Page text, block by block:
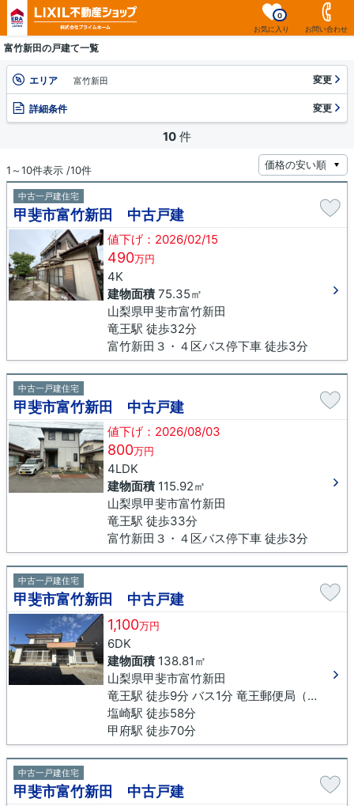
お気に入り
0
お問い合わせ
富竹新田の戸建て一覧
エリア 富竹新田 変更
詳細条件 変更
10 件
1～10件表示 /10件
中古一戸建住宅
甲斐市富竹新田 中古戸建
値下げ：2026/02/15
490万円
4K
建物面積75.35㎡
山梨県甲斐市富竹新田
竜王駅 徒歩32分
富竹新田３・４区バス停下車 徒歩3分
中古一戸建住宅
甲斐市富竹新田 中古戸建
値下げ：2026/08/03
800万円
4LDK
建物面積115.92㎡
山梨県甲斐市富竹新田
竜王駅 徒歩33分
富竹新田３・４区バス停下車 徒歩3分
中古一戸建住宅
甲斐市富竹新田 中古戸建
1,100万円
6DK
建物面積138.81㎡
山梨県甲斐市富竹新田
竜王駅 徒歩9分 バス1分 竜王郵便局（山梨県）下車 徒歩5分
塩崎駅 徒歩58分
甲府駅 徒歩70分
中古一戸建住宅
甲斐市富竹新田 中古戸建